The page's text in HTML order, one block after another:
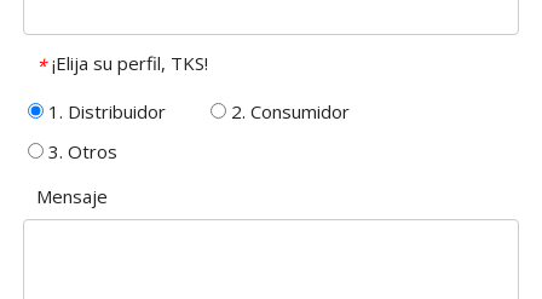
* ¡Elija su perfil, TKS!
1. Distribuidor
2. Consumidor
3. Otros
Mensaje